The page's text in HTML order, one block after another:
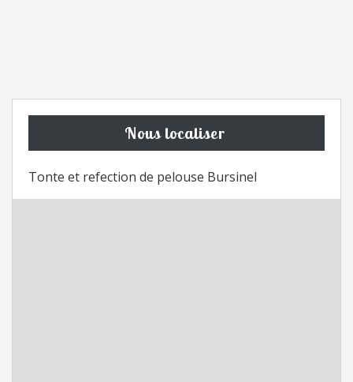
Nous localiser
Tonte et refection de pelouse Bursinel